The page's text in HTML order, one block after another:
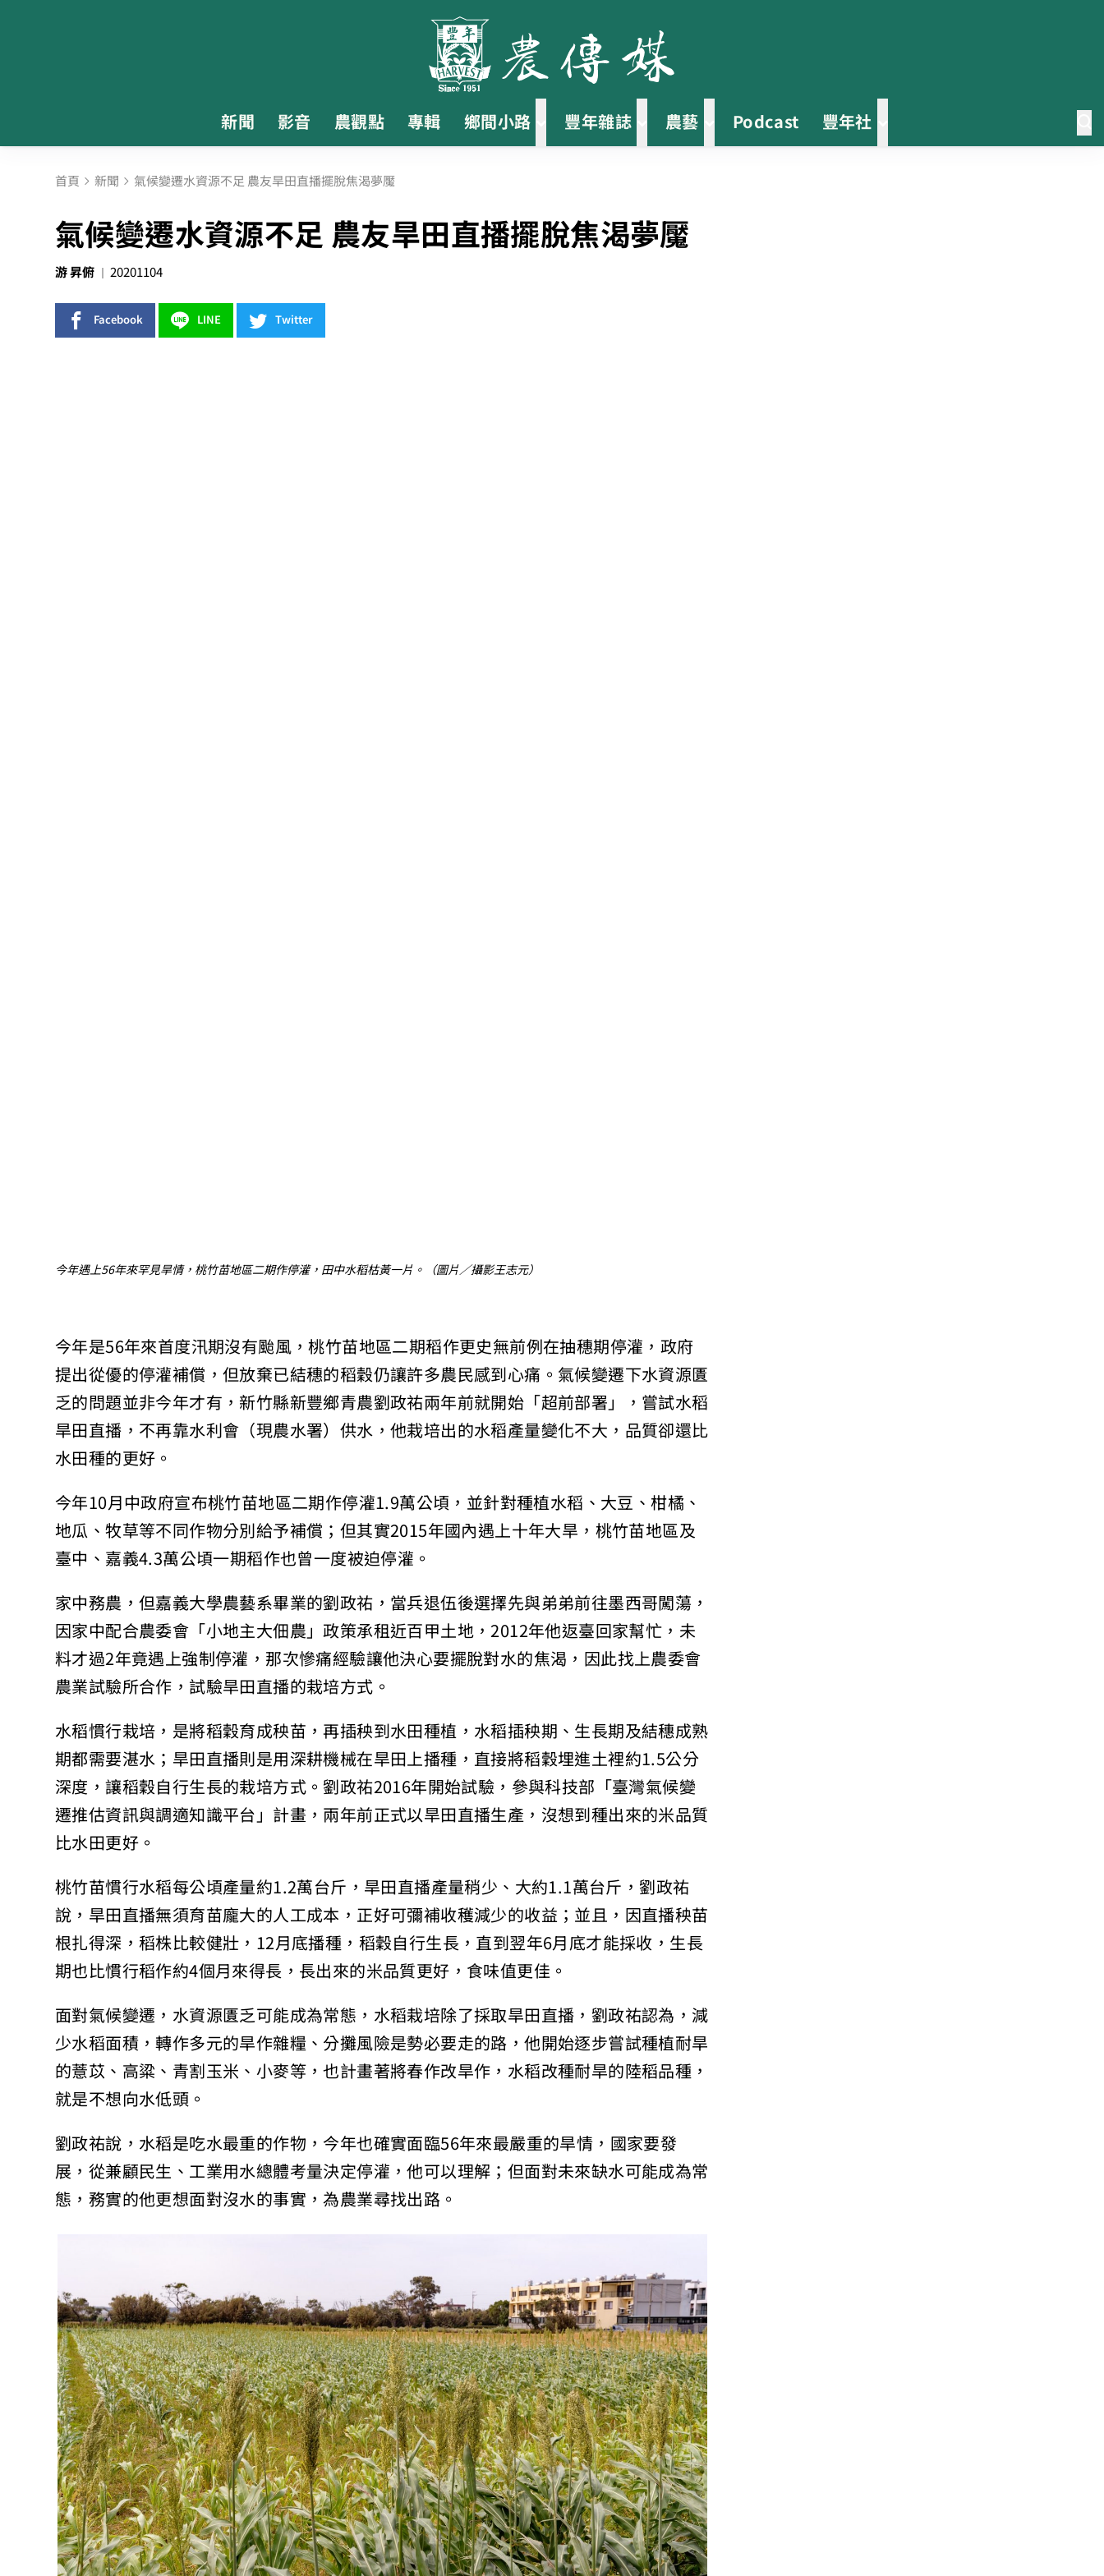
新聞 影音 農觀點 專輯 鄉間小路 豐年雜誌 農藝 Podcast 豐年社
首頁 新聞 氣候變遷水資源不足 農友旱田直播擺脫焦渴夢魘
氣候變遷水資源不足 農友旱田直播擺脫焦渴夢魘
游 昇俯 20201104
Facebook LINE Twitter
今年遇上56年來罕見旱情，桃竹苗地區二期作停灌，田中水稻枯黃一片。（圖片／攝影王志元）
今年是56年來首度汛期沒有颱風，桃竹苗地區二期稻作更史無前例在抽穗期停灌，政府
提出從優的停灌補償，但放棄已結穗的稻穀仍讓許多農民感到心痛。氣候變遷下水資源匱
乏的問題並非今年才有，新竹縣新豐鄉青農劉政祐兩年前就開始「超前部署」，嘗試水稻
旱田直播，不再靠水利會（現農水署）供水，他栽培出的水稻產量變化不大，品質卻還比
水田種的更好。
今年10月中政府宣布桃竹苗地區二期作停灌1.9萬公頃，並針對種植水稻、大豆、柑橘、
地瓜、牧草等不同作物分別給予補償；但其實2015年國內遇上十年大旱，桃竹苗地區及
臺中、嘉義4.3萬公頃一期稻作也曾一度被迫停灌。
家中務農，但嘉義大學農藝系畢業的劉政祐，當兵退伍後選擇先與弟弟前往墨西哥闖蕩，
因家中配合農委會「小地主大佃農」政策承租近百甲土地，2012年他返臺回家幫忙，未
料才過2年竟遇上強制停灌，那次慘痛經驗讓他決心要擺脫對水的焦渴，因此找上農委會
農業試驗所合作，試驗旱田直播的栽培方式。
水稻慣行栽培，是將稻穀育成秧苗，再插秧到水田種植，水稻插秧期、生長期及結穗成熟
期都需要湛水；旱田直播則是用深耕機械在旱田上播種，直接將稻穀埋進土裡約1.5公分
深度，讓稻穀自行生長的栽培方式。劉政祐2016年開始試驗，參與科技部「臺灣氣候變
遷推估資訊與調適知識平台」計畫，兩年前正式以旱田直播生產，沒想到種出來的米品質
比水田更好。
桃竹苗慣行水稻每公頃產量約1.2萬台斤，旱田直播產量稍少、大約1.1萬台斤，劉政祐
說，旱田直播無須育苗龐大的人工成本，正好可彌補收穫減少的收益；並且，因直播秧苗
根扎得深，稻株比較健壯，12月底播種，稻穀自行生長，直到翌年6月底才能採收，生長
期也比慣行稻作約4個月來得長，長出來的米品質更好，食味值更佳。
面對氣候變遷，水資源匱乏可能成為常態，水稻栽培除了採取旱田直播，劉政祐認為，減
少水稻面積，轉作多元的旱作雜糧、分攤風險是勢必要走的路，他開始逐步嘗試種植耐旱
的薏苡、高粱、青割玉米、小麥等，也計畫著將春作改旱作，水稻改種耐旱的陸稻品種，
就是不想向水低頭。
劉政祐說，水稻是吃水最重的作物，今年也確實面臨56年來最嚴重的旱情，國家要發
展，從兼顧民生、工業用水總體考量決定停灌，他可以理解；但面對未來缺水可能成為常
態，務實的他更想面對沒水的事實，為農業尋找出路。